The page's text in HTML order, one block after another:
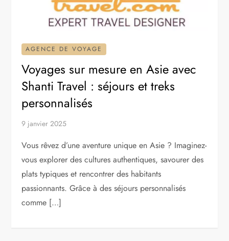
AGENCE DE VOYAGE
Voyages sur mesure en Asie avec
Shanti Travel : séjours et treks
personnalisés
9 janvier 2025
Vous rêvez d’une aventure unique en Asie ? Imaginez-
vous explorer des cultures authentiques, savourer des
plats typiques et rencontrer des habitants
passionnants. Grâce à des séjours personnalisés
comme […]